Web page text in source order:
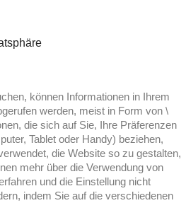
können Informationen in Ihrem
werden, meist in Form von \
die sich auf Sie, Ihre Präferenzen
Tablet oder Handy) beziehen,
die Website so zu gestalten,
mehr über die Verwendung von
und die Einstellung nicht
indem Sie auf die verschiedenen